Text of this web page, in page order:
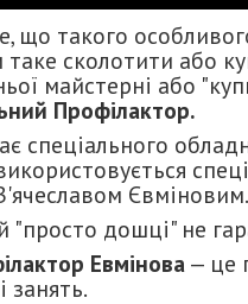
що такого
сколотити або
майстерні або
Профілактор.
Євміновим.
дошці" не
Евмінова — це
занять.